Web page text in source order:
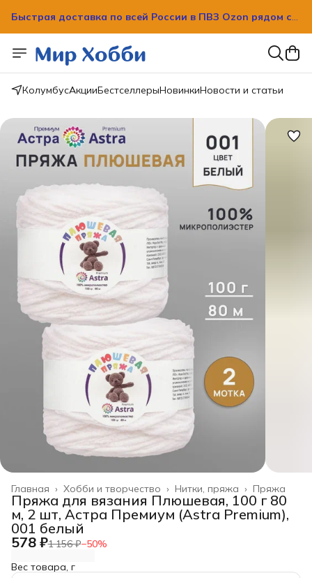
Быстрая доставка по всей России в ПВЗ Ozon рядом с
вашим домом!
Быстрая доставка по всей России в ПВЗ Ozon рядом с
вашим домом!
КолумбусАкцииБестселлерыНовинкиНовости и статьи
Пряжа
Нитки, пряжа ›
Хобби и творчество ›
Главная ›
Пряжа для вязания Плюшевая, 100 г 80
м, 2 шт, Астра Премиум (Astra Premium),
001 белый
578 ₽1 156 ₽−50%
Вес товара, г